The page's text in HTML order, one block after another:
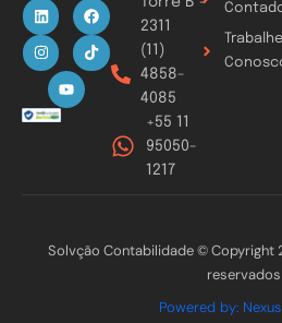
L
i
n
k
e
d
n
F
a
c
e
b
I
n
s
t
a
a
m
T
i
k
t
o
o
u
b
e
2311
(11)
4858-
4085
+55 11
95050-
1217
Trabalhe
Solvção Contabilidade © Copyright
reservados
Powered by: